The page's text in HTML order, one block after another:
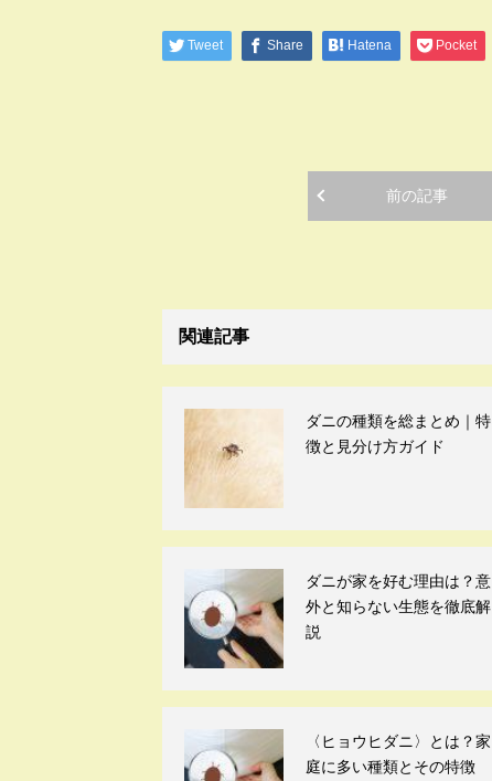
Tweet Share Hatena Pocket
前の記事
関連記事
ダニの種類を総まとめ｜特
徴と見分け方ガイド
ダニが家を好む理由は？意
外と知らない生態を徹底解
説
〈ヒョウヒダニ〉とは？家
庭に多い種類とその特徴